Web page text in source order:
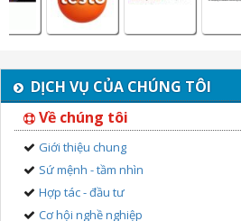
DỊCH VỤ CỦA CHÚNG TÔI
Về chúng tôi
Giới thiệu chung
Sứ mệnh - tầm nhìn
Hợp tác - đầu tư
Cơ hội nghề nghiệp